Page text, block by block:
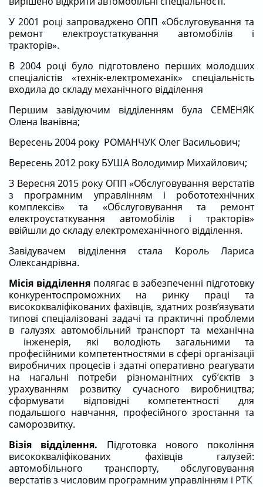
У 2001 році запроваджено ОПП «Обслуговування та
ремонт електроустаткування автомобілів і
тракторів».
В 2004 році було підготовлено перших молодших
спеціалістів «технік-електромеханік» спеціальність
входила до складу механічного відділення
Першим завідуючим відділенням була СЕМЕНЯК
Олена Іванівна;
Вересень 2004 року РОМАНЧУК Олег Васильович;
Вересень 2012 року БУША Володимир Михайлович;
З Вересня 2015 року ОПП «Обслуговування верстатів
з програмним управлінням і робототехнічних
комплексів» та «Обслуговування та ремонт
електроустаткування автомобілів і тракторів»
ввійшли до складу електромеханічного відділення.
Завідувачем відділення стала Король Лариса
Олександрівна.
Місія відділення полягає в забезпеченні підготовку
конкурентоспроможних на ринку праці та
висококваліфікованих фахівців, здатних розв’язувати
типові спеціалізовані задачі та практичні проблеми
в галузях автомобільний транспорт та механічна
інженерія, які володіють загальними та
професійними компетентностями в сфері організації
виробничих процесів і здатні оперативно реагувати
на нагальні потреби різноманітних суб’єктів з
урахуванням розвитку сучасного виробництва;
сформувати відповідні компетентності для
подальшого навчання, професійного зростання та
саморозвитку.
Візія відділення. Підготовка нового покоління
висококваліфікованих фахівців галузей:
автомобільного транспорту, обслуговування
верстатів з числовим програмним управлінням і РТК